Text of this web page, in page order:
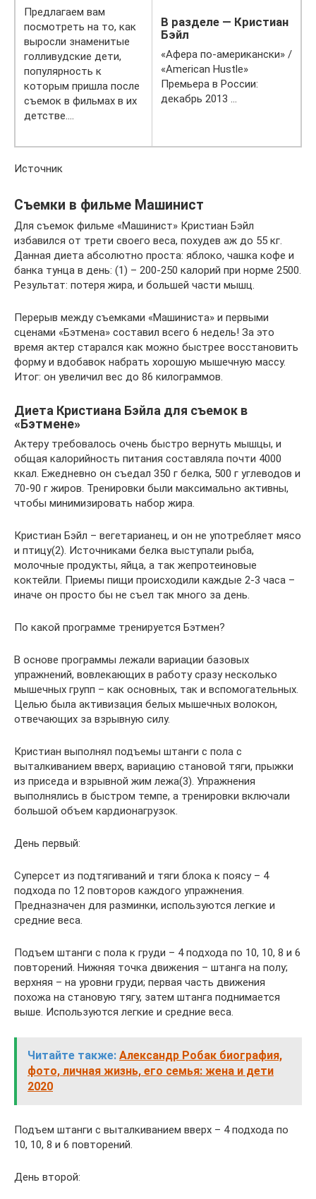
Предлагаем вам
посмотреть на то, как
выросли знаменитые
голливудские дети,
популярность к
которым пришла после
съемок в фильмах в их
детстве….
В разделе — Кристиан
Бэйл
«Афера по-американски» /
«American Hustle»
Премьера в России:
декабрь 2013 …
Источник
Съемки в фильме Машинист
Для съемок фильме «Машинист» Кристиан Бэйл
избавился от трети своего веса, похудев аж до 55 кг.
Данная диета абсолютно проста: яблоко, чашка кофе и
банка тунца в день: (1) – 200-250 калорий при норме 2500.
Результат: потеря жира, и большей части мышц.
Перерыв между съемками «Машиниста» и первыми
сценами «Бэтмена» составил всего 6 недель! За это
время актер старался как можно быстрее восстановить
форму и вдобавок набрать хорошую мышечную массу.
Итог: он увеличил вес до 86 килограммов.
Диета Кристиана Бэйла для съемок в
«Бэтмене»
Актеру требовалось очень быстро вернуть мышцы, и
общая калорийность питания составляла почти 4000
ккал. Ежедневно он съедал 350 г белка, 500 г углеводов и
70-90 г жиров. Тренировки были максимально активны,
чтобы минимизировать набор жира.
Кристиан Бэйл – вегетарианец, и он не употребляет мясо
и птицу(2). Источниками белка выступали рыба,
молочные продукты, яйца, а так жепротеиновые
коктейли. Приемы пищи происходили каждые 2-3 часа –
иначе он просто бы не съел так много за день.
По какой программе тренируется Бэтмен?
В основе программы лежали вариации базовых
упражнений, вовлекающих в работу сразу несколько
мышечных групп – как основных, так и вспомогательных.
Целью была активизация белых мышечных волокон,
отвечающих за взрывную силу.
Кристиан выполнял подъемы штанги с пола с
выталкиванием вверх, вариацию становой тяги, прыжки
из приседа и взрывной жим лежа(3). Упражнения
выполнялись в быстром темпе, а тренировки включали
большой объем кардионагрузок.
День первый:
Суперсет из подтягиваний и тяги блока к поясу – 4
подхода по 12 повторов каждого упражнения.
Предназначен для разминки, используются легкие и
средние веса.
Подъем штанги с пола к груди – 4 подхода по 10, 10, 8 и 6
повторений. Нижняя точка движения – штанга на полу;
верхняя – на уровни груди; первая часть движения
похожа на становую тягу, затем штанга поднимается
выше. Используются легкие и средние веса.
Читайте также: Александр Робак биография,
фото, личная жизнь, его семья: жена и дети
2020
Подъем штанги с выталкиванием вверх – 4 подхода по
10, 10, 8 и 6 повторений.
День второй: